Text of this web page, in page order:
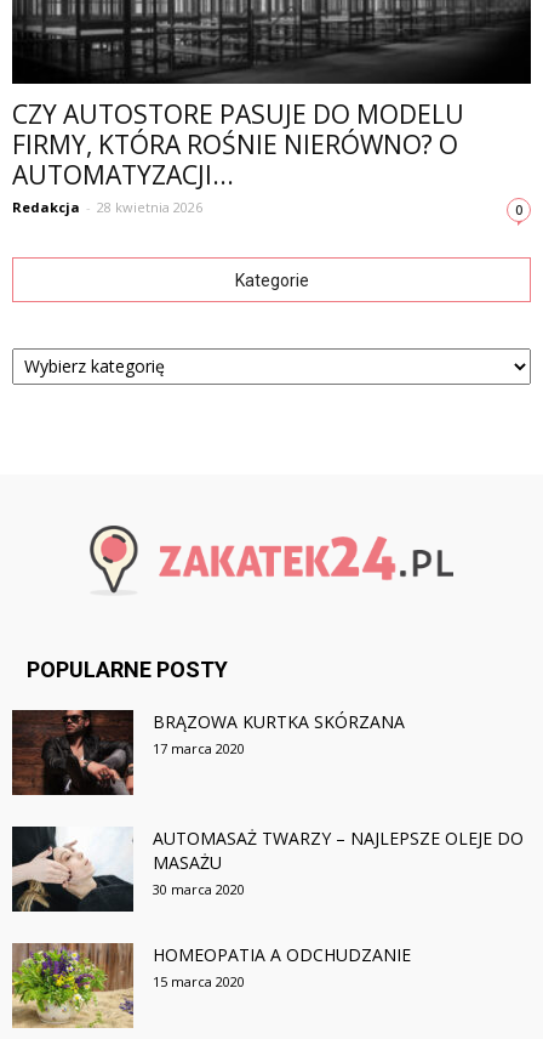
CZY AUTOSTORE PASUJE DO MODELU
FIRMY, KTÓRA ROŚNIE NIERÓWNO? O
AUTOMATYZACJI...
Redakcja - 28 kwietnia 2026 0
Kategorie
Kategorie
POPULARNE POSTY
BRĄZOWA KURTKA SKÓRZANA
17 marca 2020
AUTOMASAŻ TWARZY – NAJLEPSZE OLEJE DO
MASAŻU
30 marca 2020
HOMEOPATIA A ODCHUDZANIE
15 marca 2020